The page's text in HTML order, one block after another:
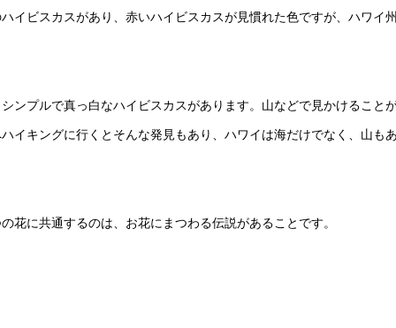
イビスカスがあり、赤いハイビスカスが見慣れた色ですが、ハワイ
ンプルで真っ白なハイビスカスがあります。山などで見かけること
イキングに行くとそんな発見もあり、ハワイは海だけでなく、山も
花に共通するのは、お花にまつわる伝説があることです。